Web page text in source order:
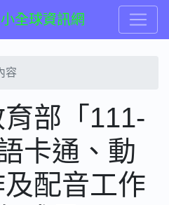
全球資訊網
容
部「111-
卡通、動
配音工作